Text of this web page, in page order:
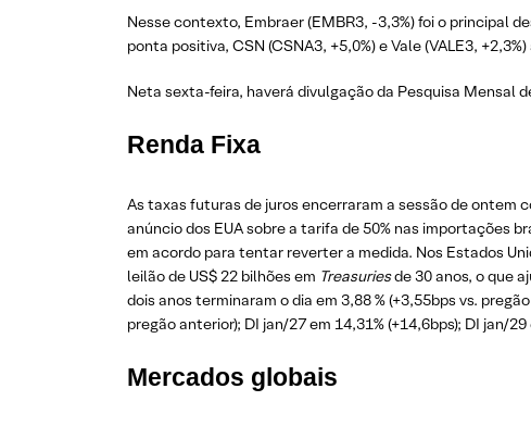
Nesse contexto, Embraer (EMBR3, -3,3%) foi o principal
ponta positiva, CSN (CSNA3, +5,0%) e Vale (VALE3,
Neta sexta-feira, haverá divulgação da Pesquisa Mensal
Renda Fixa
As taxas futuras de juros encerraram a sessão de ontem
anúncio dos EUA sobre a tarifa de 50% nas importações
em acordo para tentar reverter a medida. Nos Estados
leilão de US$ 22 bilhões em Treasuriesde 30 anos, o que
dois anos terminaram o dia em 3,88 % (+3,55bps vs.
pregão anterior); DI jan/27 em 14,31% (+14,6bps); DI jan/
Mercados globais